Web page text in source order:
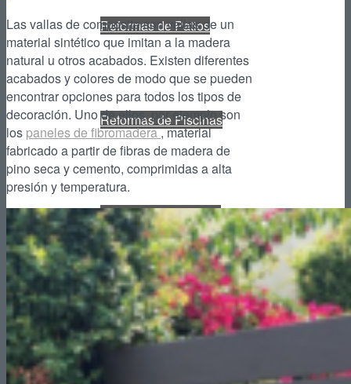
Reformas de Patios
Reformas de Piscinas
Reformas de Portales
Reformas de Locales
Las vallas de composite son vallas de un
material sintético que imitan a la madera
natural u otros acabados. Existen diferentes
acabados y colores de modo que se pueden
encontrar opciones para todos los tipos de
decoración. Uno de ellos, por ejemplo son
los paneles de fibromadera, material
fabricado a partir de fibras de madera de
pino seca y cemento, comprimidas a alta
presión y temperatura.